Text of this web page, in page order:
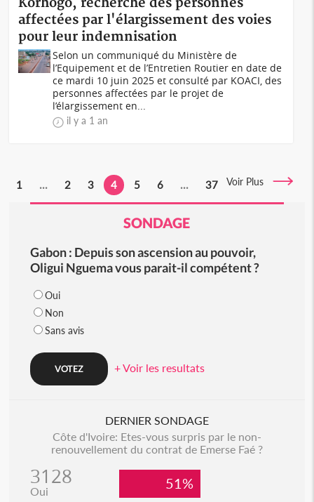
affectées par l'élargissement des voies
pour leur indemnisation
Selon un communiqué du Ministère de
l’Equipement et de l’Entretien Routier en date de
ce mardi 10 juin 2025 et consulté par KOACI, des
personnes affectées par le projet de
l’élargissement en...
il y a 1 an
1 ... 2 3 4 5 6 ... 37 Voir Plus
SONDAGE
Gabon : Depuis son ascension au pouvoir,
Oligui Nguema vous parait-il compétent ?
Oui
Non
Sans avis
+ Voir les resultats
DERNIER SONDAGE
Côte d'Ivoire: Etes-vous surpris par le non-
renouvellement du contrat de Emerse Faé ?
3128
Oui 51%